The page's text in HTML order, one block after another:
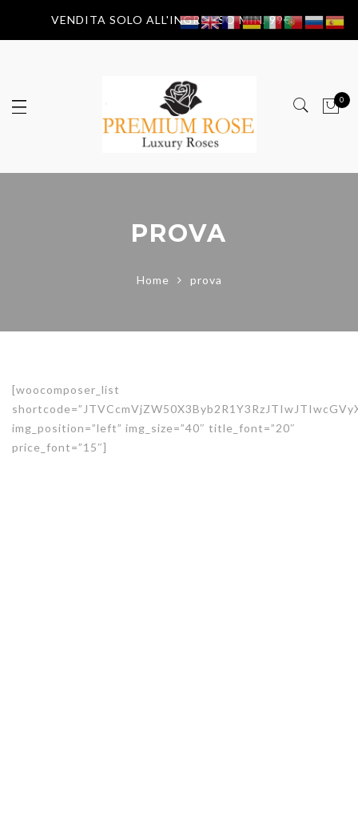
VENDITA SOLO ALL'INGROSSO MIN. 99€
0
PROVA
Home prova
[woocomposer_list
img_position=”left” img_size=”40″ title_font=”20″
price_font=”15″]